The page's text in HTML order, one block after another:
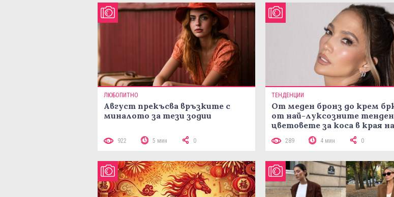
ЛЮБОПИТНО
Август прекъсва връзките с
миналото за тези зодии
922 5 мин 0
ТЕНДЕНЦИИ
От меден бронз до крем
от най-луксозните
цветовете за коса в края на
289 4 мин 0